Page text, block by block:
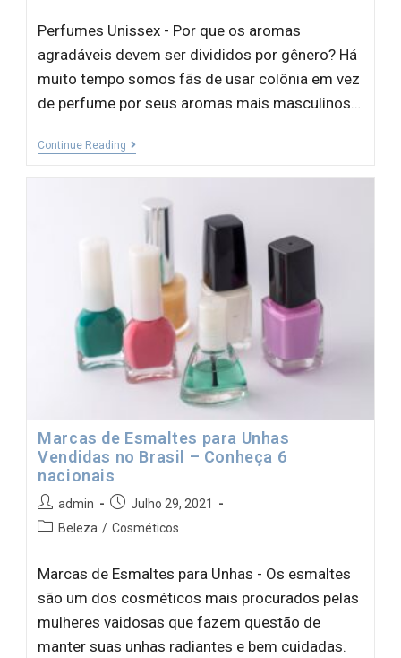
Perfumes Unissex - Por que os aromas
agradáveis ​​devem ser divididos por gênero? Há
muito tempo somos fãs de usar colônia em vez
de perfume por seus aromas mais masculinos…
Continue Reading
Marcas de Esmaltes para Unhas
Vendidas no Brasil – Conheça 6
nacionais
admin
Julho 29, 2021
Beleza / Cosméticos
Marcas de Esmaltes para Unhas - Os esmaltes
são um dos cosméticos mais procurados pelas
mulheres vaidosas que fazem questão de
manter suas unhas radiantes e bem cuidadas.